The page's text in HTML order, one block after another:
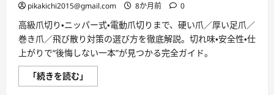
pikakichi2015@gmail.com 8か月前 0
高級爪切り・ニッパー式・電動爪切りまで、硬い爪／厚い足爪／
巻き爪／飛び散り対策の選び方を徹底解説。切れ味・安全性・仕
上がりで“後悔しない一本”が見つかる完全ガイド。
「続きを読む」
敗